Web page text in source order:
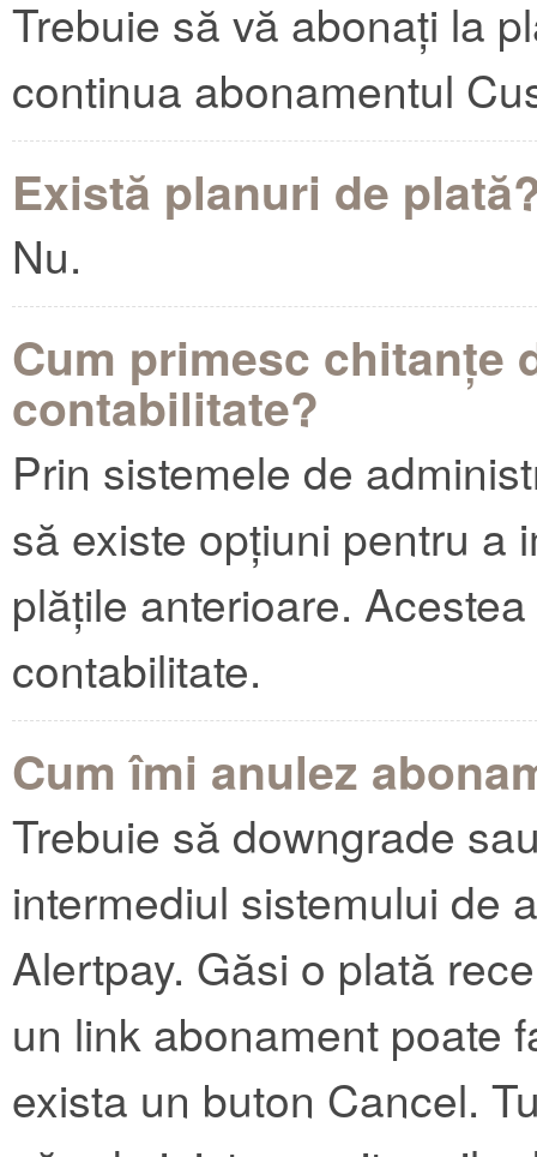
Trebuie să vă abonați la
continua abonamentul
Există planuri de
Nu.
Cum primesc chitanțe
contabilitate?
Prin sistemele de
să existe opțiuni pentru a
plățile anterioare.
contabilitate.
Cum îmi anulez
Trebuie să downgrade
intermediul sistemului de
Alertpay. Găsi o plată
un link abonament poate
exista un buton Cancel.